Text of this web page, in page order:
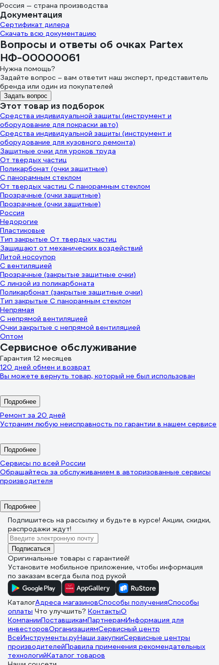
Россия — страна производства
Документация
Сертификат дилера
Скачать всю документацию
Вопросы и ответы об очках Partex
НФ-00000061
Нужна помощь?
Задайте вопрос – вам ответит наш эксперт, представитель
бренда или один из покупателей
Задать вопрос
Этот товар из подборок
Средства индивидуальной защиты (инструмент и
оборудование для покраски авто)
Средства индивидуальной защиты (инструмент и
оборудование для кузовного ремонта)
Защитные очки для уроков труда
От твердых частиц
Поликарбонат (очки защитные)
С панорамным стеклом
От твердых частиц С панорамным стеклом
Прозрачные (очки защитные)
Прозрачные (очки защитные)
Россия
Недорогие
Пластиковые
Тип закрытые От твердых частиц
Защищают от механических воздействий
Литой носоупор
С вентиляцией
Прозрачные (закрытые защитные очки)
С линзой из поликарбоната
Поликарбонат (закрытые защитные очки)
Тип закрытые С панорамным стеклом
Непрямая
С непрямой вентиляцией
Очки закрытые с непрямой вентиляцией
Оптом
Сервисное обслуживание
Гарантия 12 месяцев
120 дней обмен и возврат
Вы можете вернуть товар, который не был использован
Подробнее
Ремонт за 20 дней
Устраним любую неисправность по гарантии в нашем сервисе
Подробнее
Сервисы по всей России
Обращайтесь за обслуживанием в авторизованные сервисы
производителя
Подробнее
Подпишитесь на рассылку и будьте в курсе! Акции, скидки,
распродажи ждут!
Подписаться
Оригинальные товары с гарантией!
Установите мобильное приложение, чтобы информация
по заказам всегда была под рукой
КаталогАдреса магазиновСпособы полученияСпособы
оплаты Что улучшить? КонтактыО
КомпанииПоставщикамПартнерамИнформация для
инвесторовОрганизациямСервисный центр
ВсеИнструменты.руНаши закупкиСервисные центры
производителейПравила применения рекомендательных
технологийКаталог товаров